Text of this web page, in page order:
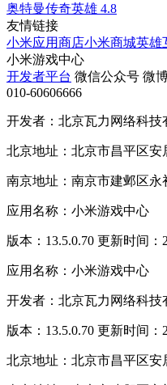
奥特曼传奇英雄 4.8
友情链接
小米应用商店小米商城英雄
小米游戏中心
开发者平台 微信公众号 微
010-60606666
开发者：北京瓦力网络科技
北京地址：北京市昌平区安
南京地址：南京市建邺区永
应用名称：小米游戏中心
版本：13.5.0.70 更新时间：
应用名称：小米游戏中心
开发者：北京瓦力网络科技
版本：13.5.0.70 更新时间：
北京地址：北京市昌平区安